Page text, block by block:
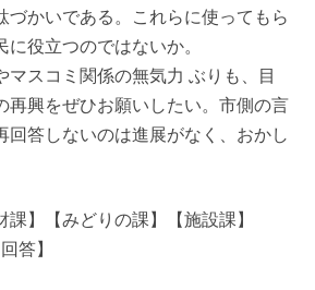
づかいである。これらに使ってもら
役立つのではないか。
マスコミ関係の無気力 ぶりも、目
再興をぜひお願いしたい。市側の言
回答しないのは進展がなく、おかし
】【みどりの課】【施設課】
答】